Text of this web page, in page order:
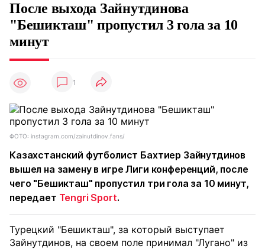
После выхода Зайнутдинова
"Бешикташ" пропустил 3 гола за 10
минут
1
ФОТО: instagram.com/zainutdinov.fans/
Казахстанский футболист Бахтиер Зайнутдинов
вышел на замену в игре Лиги конференций, после
чего "Бешикташ" пропустил три гола за 10 минут,
передает Tengri Sport.
Турецкий "Бешикташ", за который выступает
Зайнутдинов, на своем поле принимал "Лугано" из